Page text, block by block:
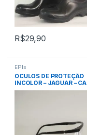
R$29,90
EPIs
OCULOS DE PROTEÇÃO
INCOLOR – JAGUAR – CA
10346 – KALIPSO